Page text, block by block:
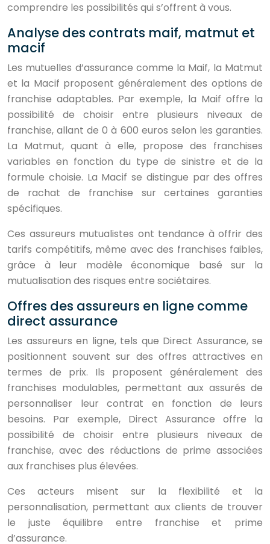
comprendre les possibilités qui s’offrent à vous.
Analyse des contrats maif, matmut et
macif
Les mutuelles d’assurance comme la Maif, la Matmut
et la Macif proposent généralement des options de
franchise adaptables. Par exemple, la Maif offre la
possibilité de choisir entre plusieurs niveaux de
franchise, allant de 0 à 600 euros selon les garanties.
La Matmut, quant à elle, propose des franchises
variables en fonction du type de sinistre et de la
formule choisie. La Macif se distingue par des offres
de rachat de franchise sur certaines garanties
spécifiques.
Ces assureurs mutualistes ont tendance à offrir des
tarifs compétitifs, même avec des franchises faibles,
grâce à leur modèle économique basé sur la
mutualisation des risques entre sociétaires.
Offres des assureurs en ligne comme
direct assurance
Les assureurs en ligne, tels que Direct Assurance, se
positionnent souvent sur des offres attractives en
termes de prix. Ils proposent généralement des
franchises modulables, permettant aux assurés de
personnaliser leur contrat en fonction de leurs
besoins. Par exemple, Direct Assurance offre la
possibilité de choisir entre plusieurs niveaux de
franchise, avec des réductions de prime associées
aux franchises plus élevées.
Ces acteurs misent sur la flexibilité et la
personnalisation, permettant aux clients de trouver
le juste équilibre entre franchise et prime
d’assurance.